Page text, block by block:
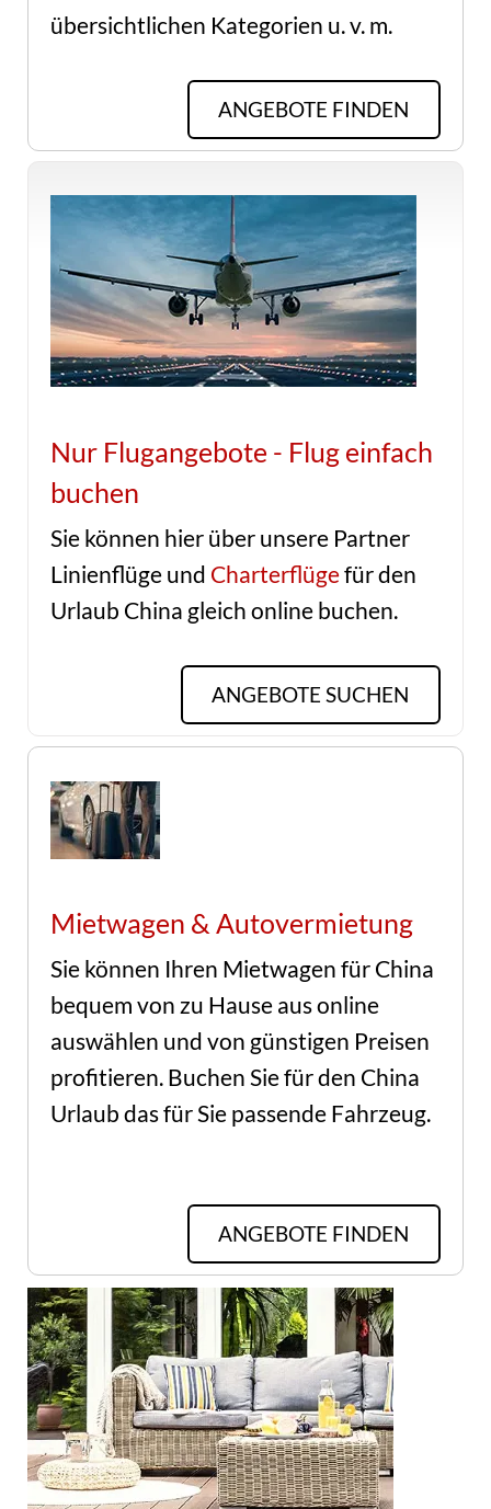
übersichtlichen Kategorien u. v. m.
ANGEBOTE FINDEN
Nur Flugangebote - Flug einfach
buchen
Sie können hier über unsere Partner
Linienflüge und Charterflügefür den
Urlaub China gleich online buchen.
ANGEBOTE SUCHEN
Mietwagen & Autovermietung
Sie können Ihren Mietwagen für China
bequem von zu Hause aus online
auswählen und von günstigen Preisen
profitieren. Buchen Sie für den China
Urlaub das für Sie passende Fahrzeug.
ANGEBOTE FINDEN